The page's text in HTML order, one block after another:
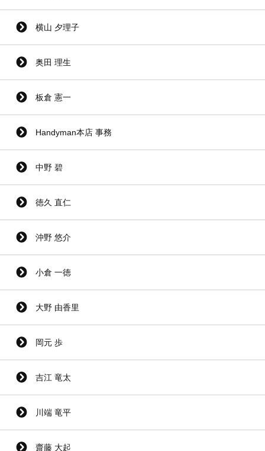
横山 夕理子
奥田 理生
板倉 憲一
Handyman本店 事務
中野 碧
徳久 直仁
沖野 悠介
小倉 一徳
大野 由香里
岡元 歩
吉江 竜太
川端 竜平
齋藤 大起